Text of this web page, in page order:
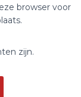
browser voor
zijn.